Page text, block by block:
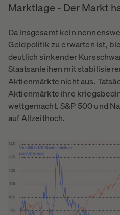
Marktlage - Der Markt
Da insgesamt kein
Geldpolitik zu erwarten ist,
deutlich sinkender
Staatsanleihen mit
Aktienmärkte nicht aus.
Aktienmärkte ihre
wettgemacht. S&P 500 und
auf Allzeithoch.